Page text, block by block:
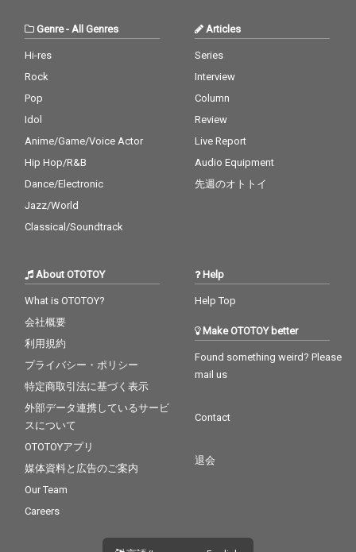
Genre-All Genres
Hi-res
Rock
Pop
Idol
Anime/Game/Voice Actor
Hip Hop/R&B
Dance/Electronic
Jazz/World
Classical/Soundtrack
Articles
Series
Interview
Column
Review
Live Report
Audio Equipment
先週のオトトイ
About OTOTOY
What is OTOTOY?
会社概要
利用規約
プライバシー・ポリシー
特定商取引法に基づく表示
外部データ連携しているサービ
スについて
OTOTOYアプリ
媒体資料と広告のご案内
Our Team
Careers
Help
Help Top
Make OTOTOY better
Found something weird? Please
mail us
Contact
退会